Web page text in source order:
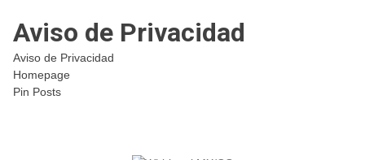
Aviso de Privacidad
Aviso de Privacidad
Homepage
Pin Posts